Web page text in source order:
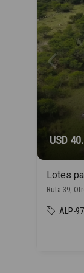
USD
Ruta 39,
ALP-